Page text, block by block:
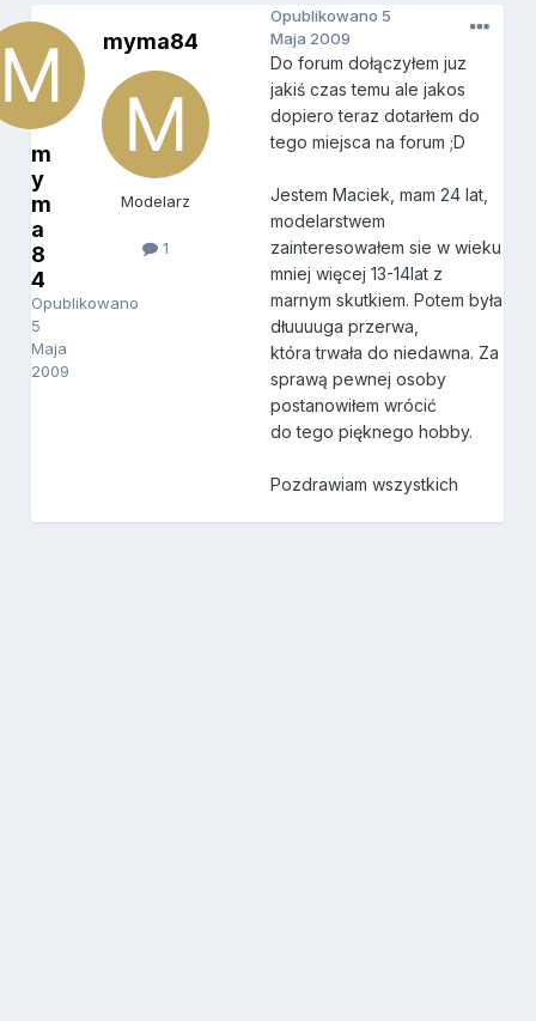
m
y
m
a
8
4
Opublikowano
5
Maja
2009
myma84
Modelarz
1
Opublikowano 5
Maja 2009
Do forum dołączyłem juz
jakiś czas temu ale jakos
dopiero teraz dotarłem do
tego miejsca na forum ;D
Jestem Maciek, mam 24 lat,
modelarstwem
zainteresowałem sie w wieku
mniej więcej 13-14lat z
marnym skutkiem. Potem była
dłuuuuga przerwa,
która trwała do niedawna. Za
sprawą pewnej osoby
postanowiłem wrócić
do tego pięknego hobby.
Pozdrawiam wszystkich